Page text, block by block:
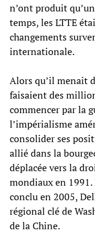
n’ont produit
temps, les LTTE
changements
internationale.
Alors qu’il menait
faisaient des
commencer par la
l’impérialisme
consolider ses
allié dans la
déplacée vers la
mondiaux en
conclu en 2005,
régional clé de
de la Chine.